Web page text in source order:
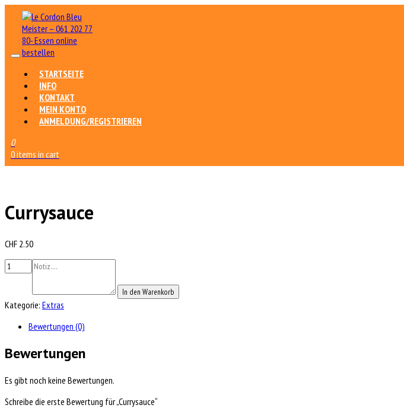
STARTSEITE
INFO
KONTAKT
MEIN KONTO
ANMELDUNG/REGISTRIEREN
0
0 items in cart
Currysauce
CHF 2.50
In den Warenkorb
Kategorie: Extras
Bewertungen (0)
Bewertungen
Es gibt noch keine Bewertungen.
Schreibe die erste Bewertung für „Currysauce“